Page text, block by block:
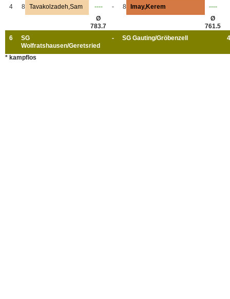
4 8 Tavakolzadeh,Sam ---- - 8 Imay,Kerem
----
Ø
783.7
Ø
761.5
6
SG
Wolfratshausen/Geretsried
- SG Gauting/Gröbenzell
* kampflos